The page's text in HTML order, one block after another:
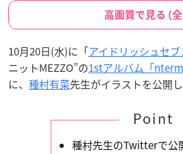
高画質で見る (
10月20日(水)に「アイドリッシュセブ
ニットMEZZO”の1stアルバム「
に、 種村有菜先生がイラストを公開
Point
種村先生のTwitterで公